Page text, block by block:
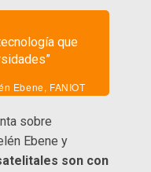
que
Ebene, FANIOT
sobre
Ebene y
son con